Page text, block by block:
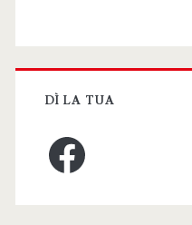
DÌ LA TUA
Facebook